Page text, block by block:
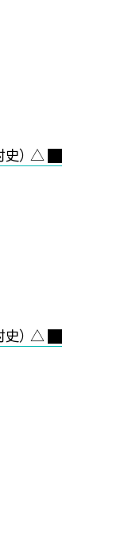
史） △
史） △